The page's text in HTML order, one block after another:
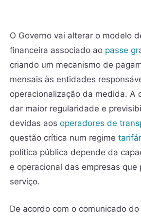
O Governo vai alterar o modelo
financeira associado ao passe
criando um mecanismo de
mensais às entidades
operacionalização da medida. A
dar maior regularidade e
devidas aos operadores de
questão crítica num regime
política pública depende da
e operacional das empresas que
serviço.
De acordo com o comunicado do